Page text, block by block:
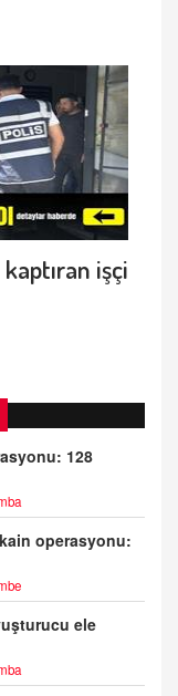
işçi
128
operasyonu:
ele